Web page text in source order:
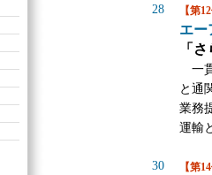
28 【第
エ
「
一
と通
業務
運輸
30 【第